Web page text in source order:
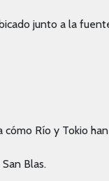
junto a la
Río y Tokio
Blas.